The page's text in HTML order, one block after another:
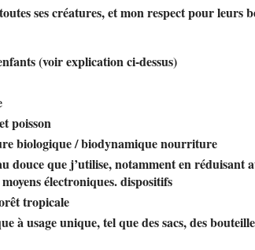
ses créatures, et mon respect pour leurs
(voir explication ci-dessus)
poisson
biologique / biodynamique nourriture
douce que j’utilise, notamment en réduisant
électroniques. dispositifs
tropicale
à usage unique, tel que des sacs, des